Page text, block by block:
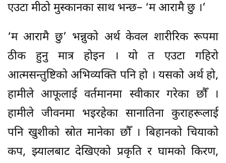
एउटा मीठो मुस्कानका साथ भन्छ– ‘म आरामै छु ।’
‘म आरामै छु’ भन्नुको अर्थ केवल शारीरिक रूपमा
ठीक हुनु मात्र होइन । यो त एउटा गहिरो
आत्मसन्तुष्टिको अभिव्यक्ति पनि हो । यसको अर्थ हो,
हामीले आफूलाई वर्तमानमा स्वीकार गरेका छौँ ।
हामीले जीवनमा भइरहेका सानातिना कुराहरूलाई
पनि खुशीको स्रोत मानेका छौँ । बिहानको चियाको
कप, झ्यालबाट देखिएको प्रकृति र घामको किरण,